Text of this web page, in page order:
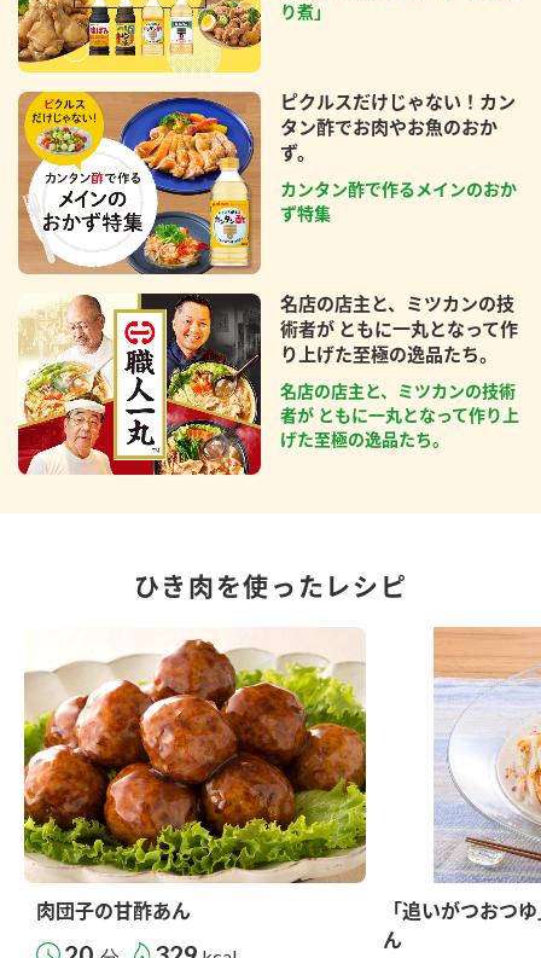
り煮」
ピクルスだけじゃない！カン
タン酢でお肉やお魚のおか
ず。
カンタン酢で作るメインのおか
ず特集
名店の店主と、ミツカンの技
術者が ともに一丸となって作
り上げた至極の逸品たち。
名店の店主と、ミツカンの技術
者が ともに一丸となって作り上
げた至極の逸品たち。
ひき肉を使ったレシピ
肉団子の甘酢あん
「追いがつおつ
ん